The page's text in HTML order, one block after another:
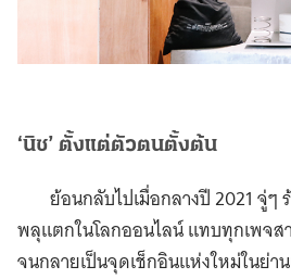
‘นิช’ ตั้งแต่ตัวตนตั้งต้น
ย้อนกลับไปเมื่อกลางปี 2021 จู่ๆ
พลุแตกในโลกออนไลน์ แทบทุกเพจส
จนกลายเป็นจุดเช็กอินแห่งใหม่ในย่า